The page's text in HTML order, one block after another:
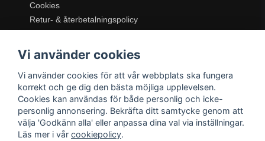
Cookies
Retur- & återbetalningspolicy
Dukning & Servering
Kök & Matlagning
Belysning
Textil & Mattor
Möbler
Vi använder cookies
Vi använder cookies för att vår webbplats ska fungera
korrekt och ge dig den bästa möjliga upplevelsen.
Cookies kan användas för både personlig och icke-
personlig annonsering. Bekräfta ditt samtycke genom att
välja 'Godkänn alla' eller anpassa dina val via inställningar.
Läs mer i vår cookiepolicy.